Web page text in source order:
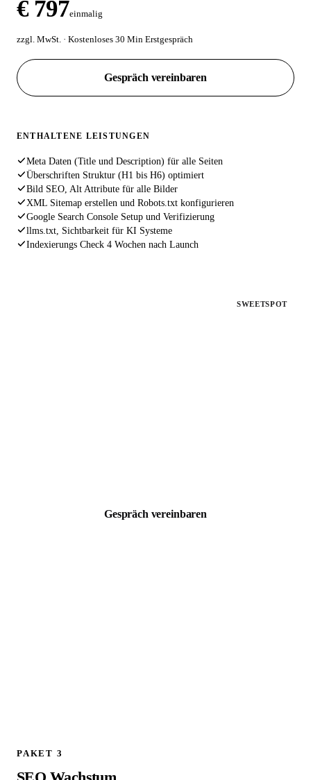
€ 797einmalig
zzgl. MwSt. · Kostenloses 30 Min Erstgespräch
Gespräch vereinbaren
ENTHALTENE LEISTUNGEN
Meta Daten (Title und Description) für alle Seiten
Überschriften Struktur (H1 bis H6) optimiert
Bild SEO, Alt Attribute für alle Bilder
XML Sitemap erstellen und Robots.txt konfigurieren
Google Search Console Setup und Verifizierung
llms.txt, Sichtbarkeit für KI Systeme
Indexierungs Check 4 Wochen nach Launch
SWEETSPOT
Gespräch vereinbaren
PAKET 3